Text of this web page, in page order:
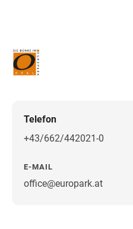
Telefon
+43/662/442021-0
E-MAIL
office@europark.at